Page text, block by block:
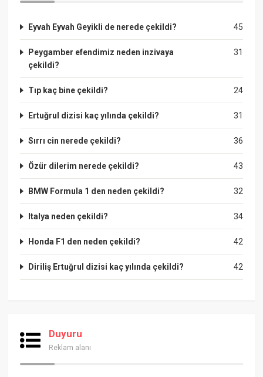
45
Eyvah Eyvah Geyikli de nerede çekildi?
31
Peygamber efendimiz neden inzivaya
çekildi?
24
Tıp kaç bine çekildi?
31
Ertuğrul dizisi kaç yılında çekildi?
36
Sırrı cin nerede çekildi?
43
Özür dilerim nerede çekildi?
32
BMW Formula 1 den neden çekildi?
34
Italya neden çekildi?
42
Honda F1 den neden çekildi?
42
Diriliş Ertuğrul dizisi kaç yılında çekildi?
Duyuru
Reklam alanı